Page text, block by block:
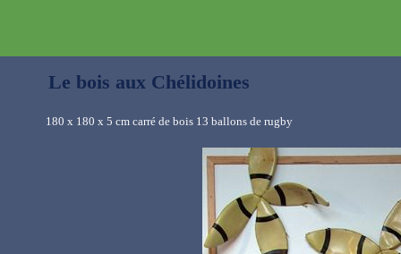
Le bois aux Chélidoines
180 x 180 x 5 cm carré de bois 13 ballons de rugby